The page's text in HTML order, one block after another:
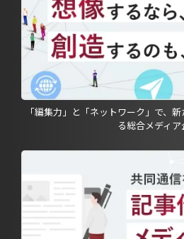
「編集力」と「ネットワーク」で、
る総合メディ